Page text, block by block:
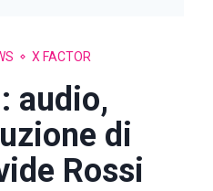
X FACTOR
audio,
di
Rossi